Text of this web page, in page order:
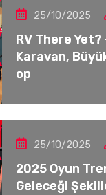
25/10/2025
RV There Yet?
Karavan,
op
25/10/2025
2025 Oyun
Geleceği